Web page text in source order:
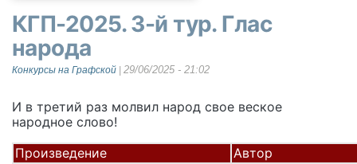
КГП-2025. 3-й тур. Глас
народа
Конкурсы на Графской 29/06/2025 - 21:02
И в третий раз молвил народ свое веское
народное слово!
Произведение
Автор